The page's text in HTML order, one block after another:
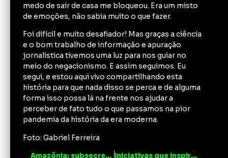
medo de sair de casa me bloqueou. Era um misto
de emoções, não sabia muito o que fazer.
Foi difícil e muito desafiador! Mas graças a ciência
e o bom trabalho de informação e apuração
jornalística tivemos uma luz para nos guiar no
meio do negacionismo. E assim seguimos. Eu
segui, e estou aqui vivo compartilhando esta
história para que nada disso se perca e de alguma
forma isso possa lá na frente nos ajudar a
perceber de fato tudo o que passamos na pior
pandemia da história da era moderna.
Foto: Gabriel Ferreira
Amazônia: subsecretária destaca missão de fortalecer a ciência e tecnologia Iniciativas que inspiram: os freelas na pandemia